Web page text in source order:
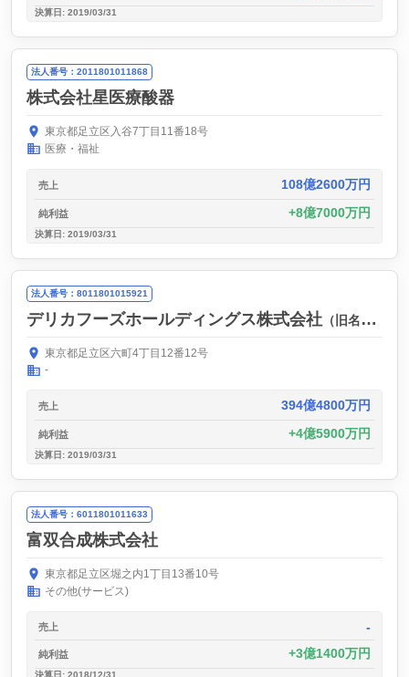
決算日: 2019/03/31
法人番号：2011801011868
株式会社星医療酸器
東京都足立区入谷7丁目11番18号
医療・福祉
売上 108億2600万円
純利益 8億7000万円
決算日: 2019/03/31
法人番号：8011801015921
デリカフーズホールディングス株式会社 （旧名称：デリカフーズ株式会社）
東京都足立区六町4丁目12番12号
-
売上 394億4800万円
純利益 4億5900万円
決算日: 2019/03/31
法人番号：6011801011633
富双合成株式会社
東京都足立区堀之内1丁目13番10号
その他(サービス)
売上 -
純利益 3億1400万円
決算日: 2018/12/31